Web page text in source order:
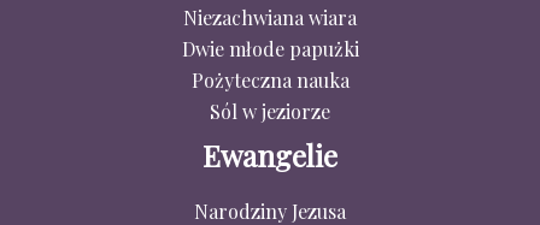
Niezachwiana wiara
Dwie młode papużki
Pożyteczna nauka
Sól w jeziorze
Ewangelie
Narodziny Jezusa